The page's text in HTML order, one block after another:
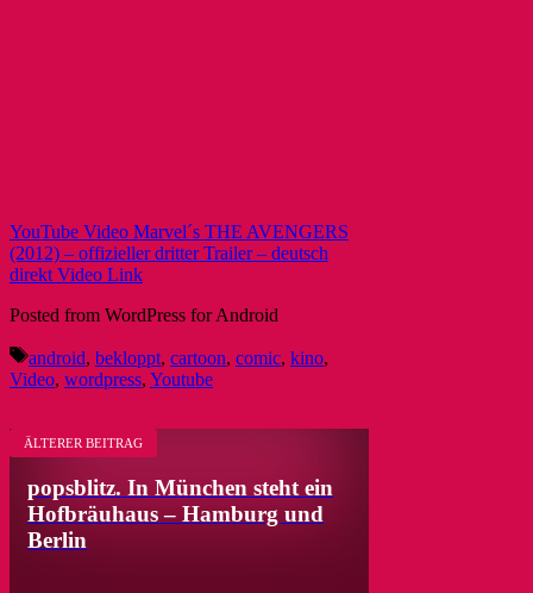
YouTube Video Marvel´s THE AVENGERS
(2012) – offizieller dritter Trailer – deutsch
direkt Video Link
Posted from WordPress for Android
Schlagwörter
android, bekloppt, cartoon, comic, kino,
Video, wordpress, Youtube
ÄLTERER BEITRAG
popsblitz. In München steht ein
Hofbräuhaus – Hamburg und
Berlin